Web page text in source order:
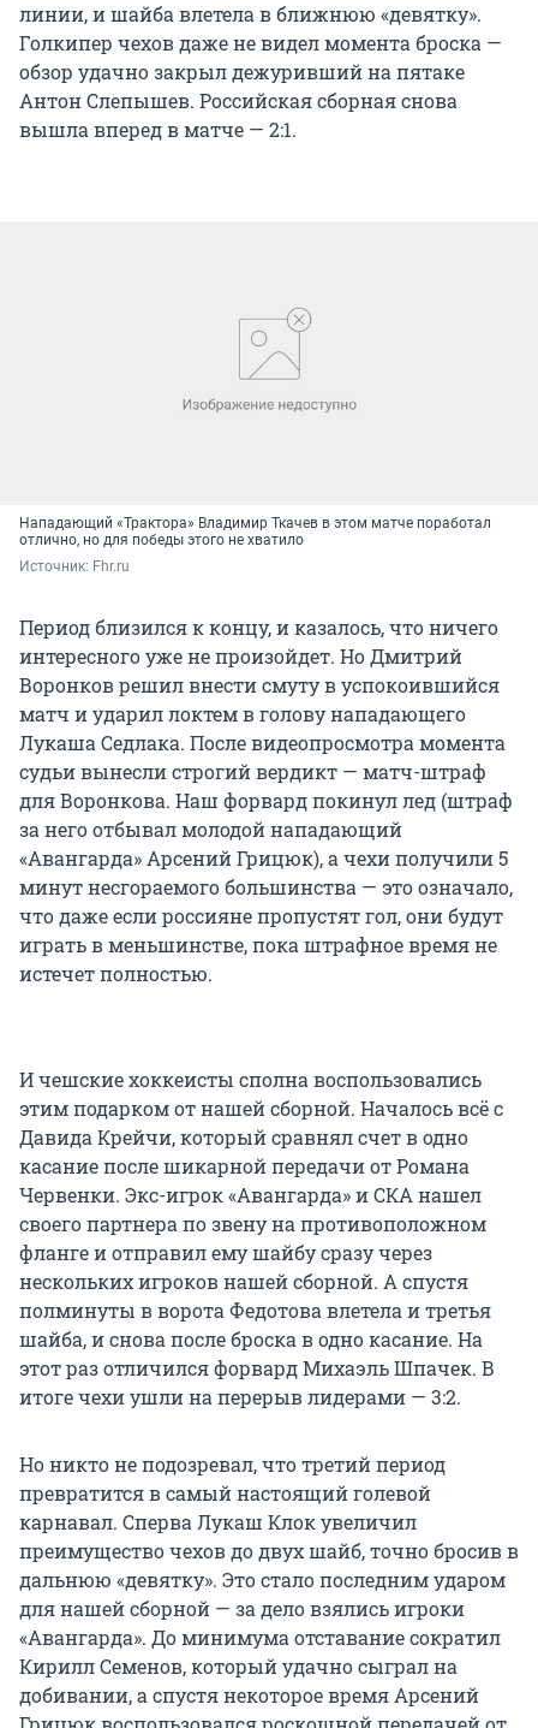
линии, и шайба влетела в ближнюю «девятку».
Голкипер чехов даже не видел момента броска —
обзор удачно закрыл дежуривший на пятаке
Антон Слепышев. Российская сборная снова
вышла вперед в матче — 2:1.
Нападающий «Трактора» Владимир Ткачев в этом матче поработал
отлично, но для победы этого не хватило
Источник: Fhr.ru
Период близился к концу, и казалось, что ничего
интересного уже не произойдет. Но Дмитрий
Воронков решил внести смуту в успокоившийся
матч и ударил локтем в голову нападающего
Лукаша Седлака. После видеопросмотра момента
судьи вынесли строгий вердикт — матч-штраф
для Воронкова. Наш форвард покинул лед (штраф
за него отбывал молодой нападающий
«Авангарда» Арсений Грицюк), а чехи получили 5
минут несгораемого большинства — это означало,
что даже если россияне пропустят гол, они будут
играть в меньшинстве, пока штрафное время не
истечет полностью.
И чешские хоккеисты сполна воспользовались
этим подарком от нашей сборной. Началось всё с
Давида Крейчи, который сравнял счет в одно
касание после шикарной передачи от Романа
Червенки. Экс-игрок «Авангарда» и СКА нашел
своего партнера по звену на противоположном
фланге и отправил ему шайбу сразу через
нескольких игроков нашей сборной. А спустя
полминуты в ворота Федотова влетела и третья
шайба, и снова после броска в одно касание. На
этот раз отличился форвард Михаэль Шпачек. В
итоге чехи ушли на перерыв лидерами — 3:2.
Но никто не подозревал, что третий период
превратится в самый настоящий голевой
карнавал. Сперва Лукаш Клок увеличил
преимущество чехов до двух шайб, точно бросив в
дальнюю «девятку». Это стало последним ударом
для нашей сборной — за дело взялись игроки
«Авангарда». До минимума отставание сократил
Кирилл Семенов, который удачно сыграл на
добивании, а спустя некоторое время Арсений